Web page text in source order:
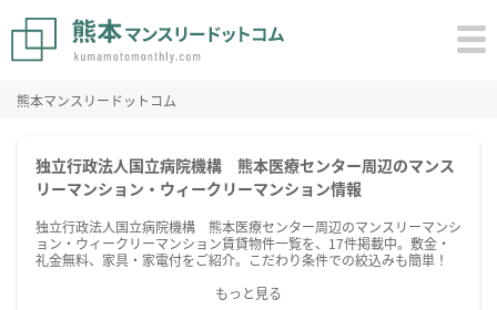
熊本マンスリードットコム
独立行政法人国立病院機構 熊本医療センター周辺のマンス
リーマンション・ウィークリーマンション情報
独立行政法人国立病院機構 熊本医療センター周辺のマンスリーマンシ
ョン・ウィークリーマンション賃貸物件一覧を、17件掲載中。敷金・
礼金無料、家具・家電付をご紹介。こだわり条件での絞込みも簡単！
もっと見る